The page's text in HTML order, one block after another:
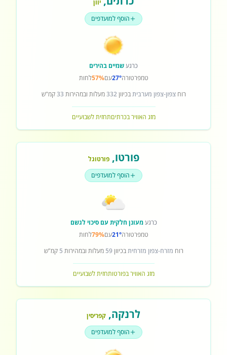
יוון
הוסף למועדפים
כרגעשמיים בהירים
טמפרטורה27°עם57%לחות
רוחצפון-צפון מערביתבכיוון332מעלות ובמהירות 33קמ"ש
מזג האוויר בכרתיםתחזית לשבועיים
פורטו,פורטוגל
הוסף למועדפים
כרגעמעונן חלקית עם סיכוי לגשם
טמפרטורה21°עם79%לחות
רוח מזרח-צפון מזרחיתבכיוון59 מעלות ובמהירות 5 קמ"ש
מזג האוויר בפורטותחזית לשבועיים
לרנקה, קפריסין
הוסף למועדפים